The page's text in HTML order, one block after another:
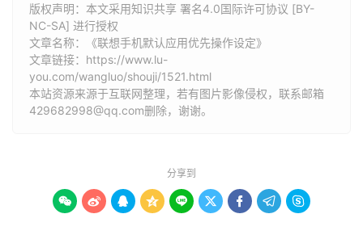
版权声明：本文采用知识共享 署名4.0国际许可协议 [BY-
NC-SA] 进行授权
文章名称：《联想手机默认应用优先操作设定》
文章链接： https://www.lu-
you.com/wangluo/shouji/1521.html
本站资源来源于互联网整理，若有图片影像侵权，联系邮箱
429682998@qq.com删除，谢谢。
分享到
        